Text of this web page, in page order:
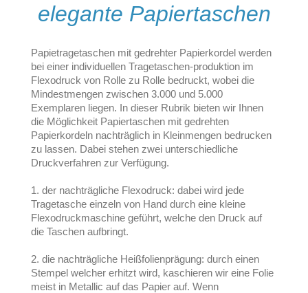
elegante Papiertaschen
Papietragetaschen mit gedrehter Papierkordel werden
bei einer individuellen Tragetaschen-produktion im
Flexodruck von Rolle zu Rolle bedruckt, wobei die
Mindestmengen zwischen 3.000 und 5.000
Exemplaren liegen. In dieser Rubrik bieten wir Ihnen
die Möglichkeit Papiertaschen mit gedrehten
Papierkordeln nachträglich in Kleinmengen bedrucken
zu lassen. Dabei stehen zwei unterschiedliche
Druckverfahren zur Verfügung.
1. der nachträgliche Flexodruck: dabei wird jede
Tragetasche einzeln von Hand durch eine kleine
Flexodruckmaschine geführt, welche den Druck auf
die Taschen aufbringt.
2. die nachträgliche Heißfolienprägung: durch einen
Stempel welcher erhitzt wird, kaschieren wir eine Folie
meist in Metallic auf das Papier auf. Wenn